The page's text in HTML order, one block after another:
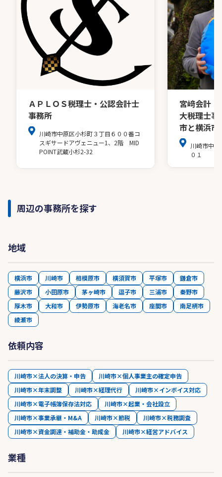
ＡＰＬＯＳ税理士・公認会計士
事務所
川崎市中原区小杉町３丁目６００番コ
スギサードアヴェニュー1、2階 MID
POINT武蔵小杉2-32
宮﨑会計
大税理士
市と横浜市
川崎市中
０１
周辺の事務所を探す
地域
横浜市 川崎市 相模原市 横須賀市 平塚市
鎌倉市
藤沢市
小田原市 茅ヶ崎市 逗子市 三浦市
秦野市
厚木市
大和市 伊勢原市 海老名市 座間市
南足柄市
綾瀬市
依頼内容
川崎市×法人の決算・申告
川崎市×個人事業主の確定申告
川崎市×年末調整
川崎市×経理代行
川崎市×インボイス対応
川崎市×電子帳簿保存法対応
川崎市×起業・会社設立
川崎市×事業承継・M&A
川崎市×節税
川崎市×税務調査
川崎市×資金調達・補助金・助成金
川崎市×経営アドバイス
業種